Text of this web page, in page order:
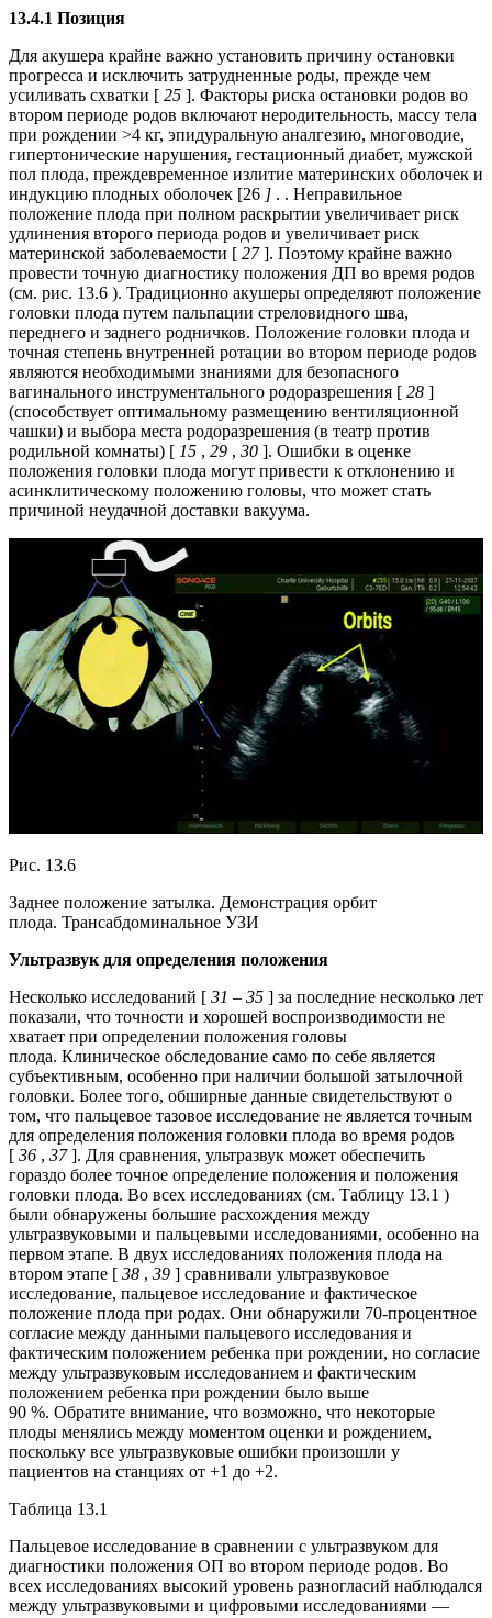
13.4.1 Позиция
Для акушера крайне важно установить причину остановки
прогресса и исключить затрудненные роды, прежде чем
усиливать схватки [ 25 ]. Факторы риска остановки родов во
втором периоде родов включают неродительность, массу тела
при рождении >4 кг, эпидуральную аналгезию, многоводие,
гипертонические нарушения, гестационный диабет, мужской
пол плода, преждевременное излитие материнских оболочек и
индукцию плодных оболочек [26 ] . . Неправильное
положение плода при полном раскрытии увеличивает риск
удлинения второго периода родов и увеличивает риск
материнской заболеваемости [ 27]. Поэтому крайне важно
провести точную диагностику положения ДП во время родов
(см. рис. 13.6 ). Традиционно акушеры определяют положение
головки плода путем пальпации стреловидного шва,
переднего и заднего родничков. Положение головки плода и
точная степень внутренней ротации во втором периоде родов
являются необходимыми знаниями для безопасного
вагинального инструментального родоразрешения [ 28 ]
(способствует оптимальному размещению вентиляционной
чашки) и выбора места родоразрешения (в театр против
родильной комнаты) [ 15 , 29 , 30 ]. Ошибки в оценке
положения головки плода могут привести к отклонению и
асинклитическому положению головы, что может стать
причиной неудачной доставки вакуума.
Рис. 13.6
Заднее положение затылка. Демонстрация орбит
плода. Трансабдоминальное УЗИ
Ультразвук для определения положения
Несколько исследований [ 31 – 35 ] за последние несколько лет
показали, что точности и хорошей воспроизводимости не
хватает при определении положения головы
плода. Клиническое обследование само по себе является
субъективным, особенно при наличии большой затылочной
головки. Более того, обширные данные свидетельствуют о
том, что пальцевое тазовое исследование не является точным
для определения положения головки плода во время родов
[ 36 , 37]. Для сравнения, ультразвук может обеспечить
гораздо более точное определение положения и положения
головки плода. Во всех исследованиях (см. Таблицу 13.1 )
были обнаружены большие расхождения между
ультразвуковыми и пальцевыми исследованиями, особенно на
первом этапе. В двух исследованиях положения плода на
втором этапе [ 38 , 39 ] сравнивали ультразвуковое
исследование, пальцевое исследование и фактическое
положение плода при родах. Они обнаружили 70-процентное
согласие между данными пальцевого исследования и
фактическим положением ребенка при рождении, но согласие
между ультразвуковым исследованием и фактическим
положением ребенка при рождении было выше
90 %. Обратите внимание, что возможно, что некоторые
плоды менялись между моментом оценки и рождением,
поскольку все ультразвуковые ошибки произошли у
пациентов на станциях от +1 до +2.
Таблица 13.1
Пальцевое исследование в сравнении с ультразвуком для
диагностики положения ОП во втором периоде родов. Во
всех исследованиях высокий уровень разногласий наблюдался
между ультразвуковыми и цифровыми исследованиями —